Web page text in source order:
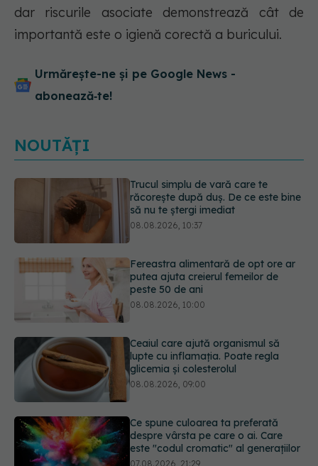
dar riscurile asociate demonstrează cât de
importantă este o igienă corectă a buricului.
Urmărește-ne și pe Google News -
abonează‑te!
NOUTĂȚI
Fereastra alimentară de opt ore ar
putea ajuta creierul femeilor de
peste 50 de ani
Ceaiul care ajută organismul să
lupte cu inflamația. Poate regla
glicemia și colesterolul
Ce spune culoarea ta preferată
despre vârsta pe care o ai. Care
este "codul cromatic" al generațiilor
EXCLUSIV Cancerele care pot fi
prevenite. Dr. Sorin Bogdan
(SANADOR): Au metode de